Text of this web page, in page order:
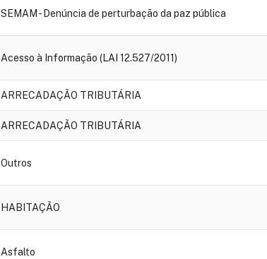
SEMAM - Denúncia de perturbação da paz pública
Acesso à Informação (LAI 12.527/2011)
ARRECADAÇÃO TRIBUTÁRIA
ARRECADAÇÃO TRIBUTÁRIA
Outros
HABITAÇÃO
Asfalto